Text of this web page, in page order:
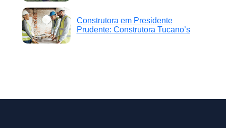
Construtora em Presidente
Prudente: Construtora Tucano’s